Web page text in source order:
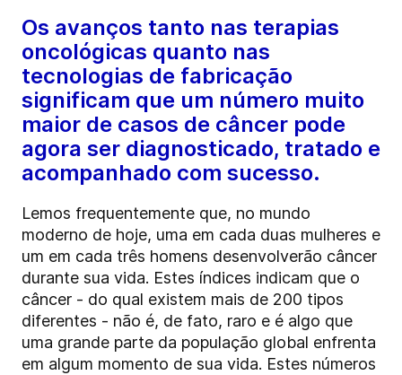
Os avanços tanto nas terapias
oncológicas quanto nas
tecnologias de fabricação
significam que um número muito
maior de casos de câncer pode
agora ser diagnosticado, tratado e
acompanhado com sucesso.
Lemos frequentemente que, no mundo
moderno de hoje, uma em cada duas mulheres e
um em cada três homens desenvolverão câncer
durante sua vida. Estes índices indicam que o
câncer - do qual existem mais de 200 tipos
diferentes - não é, de fato, raro e é algo que
uma grande parte da população global enfrenta
em algum momento de sua vida. Estes números